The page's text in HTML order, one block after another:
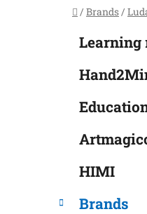
Home
/ Brands /
categories
Learning
HIMI
Brands